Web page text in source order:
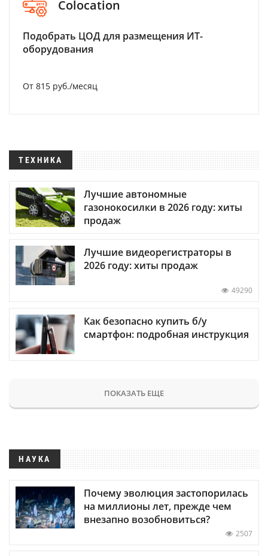
Colocation
Подобрать ЦОД для размещения ИТ-
оборудования
От 815 руб./месяц
ТЕХНИКА
Лучшие автономные
газонокосилки в 2026 году: хиты
продаж
Лучшие видеорегистраторы в
2026 году: хиты продаж
49290
Как безопасно купить б/у
смартфон: подробная инструкция
ПОКАЗАТЬ ЕЩЕ
НАУКА
Почему эволюция застопорилась
на миллионы лет, прежде чем
внезапно возобновиться?
2507